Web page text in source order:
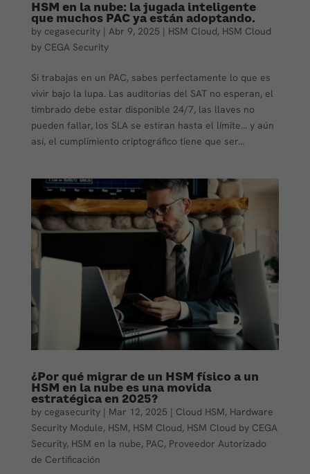
HSM en la nube: la jugada inteligente
que muchos PAC ya están adoptando.
by cegasecurity| Abr 9, 2025 | HSM Cloud, HSM Cloud
by CEGA Security
Si trabajas en un PAC, sabes perfectamente lo que es
vivir bajo la lupa. Las auditorías del SAT no esperan, el
timbrado debe estar disponible 24/7, las llaves no
pueden fallar, los SLA se estiran hasta el límite… y aún
así, el cumplimiento criptográfico tiene que ser...
¿Por qué migrar de un HSM físico a un
HSM en la nube es una movida
estratégica en 2025?
by cegasecurity| Mar 12, 2025 | Cloud HSM, Hardware
Security Module, HSM, HSM Cloud, HSM Cloud by CEGA
Security, HSM en la nube, PAC, Proveedor Autorizado
de Certificación